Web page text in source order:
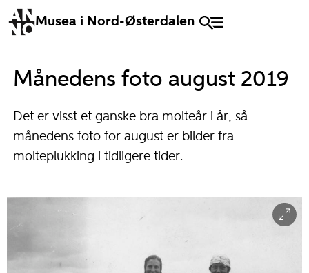
Musea i Nord-Østerdalen
Månedens foto august 2019
Det er visst et ganske bra molteår i år, så
månedens foto for august er bilder fra
molteplukking i tidligere tider.